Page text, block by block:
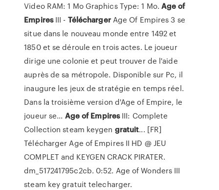
Video RAM: 1 Mo Graphics Type: 1 Mo. Age of
EmpiresIII - TéléchargerAge Of Empires 3 se
situe dans le nouveau monde entre 1492 et
1850 et se déroule en trois actes. Le joueur
dirige une colonie et peut trouver de l'aide
auprès de sa métropole. Disponible sur Pc, il
inaugure les jeux de stratégie en temps réel.
Dans la troisième version d'Age of Empire, le
joueur se... Ageof EmpiresIII: Complete
Collection steam keygen gratuit... [FR]
Télécharger Age of Empires II HD @ JEU
COMPLET and KEYGEN CRACK PIRATER.
dm_517241795c2cb. 0:52. Age of Wonders III
steam key gratuit telecharger.